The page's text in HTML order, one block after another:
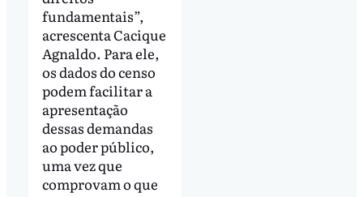
fundamentais”,
acrescenta Cacique
Agnaldo. Para ele,
os dados do censo
podem facilitar a
apresentação
dessas demandas
ao poder público,
uma vez que
comprovam o que